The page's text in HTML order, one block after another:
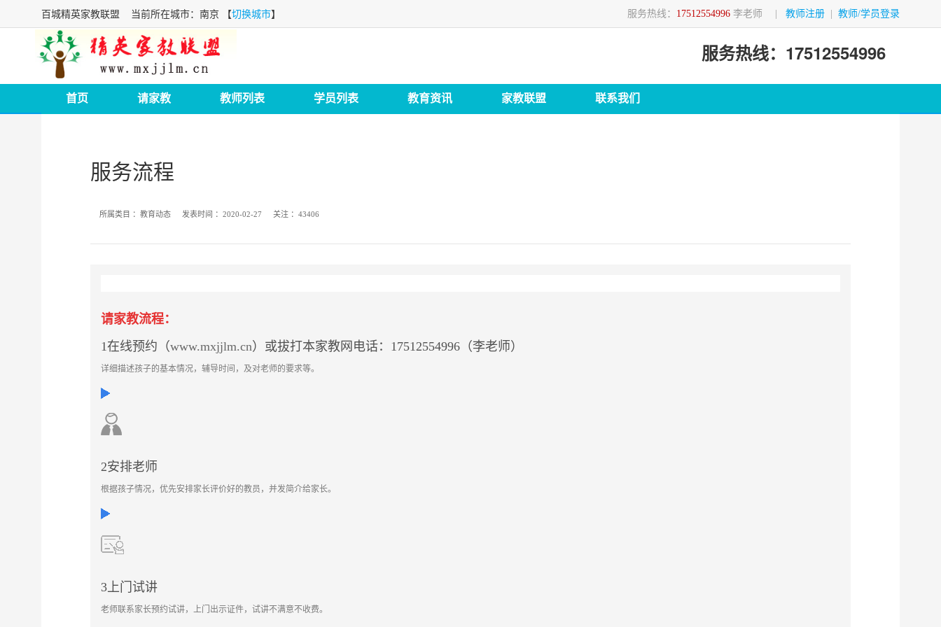
服务热线： 17512554996 李老师 教师注册 教师/学员登录
百城精英家教联盟 当前所在城市：南京 【切换城市】
服务热线：17512554996
首页 请家教 教师列表 学员列表 教育资讯 家教联盟 联系我们
服务流程
所属类目 ：教育动态 发表时间 ：2020-02-27 关注 ：43406
请家教流程：
1在线预约（www.mxjjlm.cn）或拔打本家教网电话：17512554996（李老师）
详细描述孩子的基本情况，辅导时间，及对老师的要求等。
2安排老师
根据孩子情况，优先安排家长评价好的教员，并发简介给家长。
3上门试讲
老师联系家长预约试讲，上门出示证件，试讲不满意不收费。